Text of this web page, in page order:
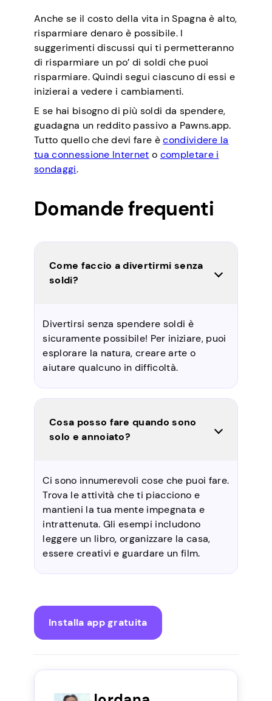
Anche se il costo della vita in Spagna è alto,
risparmiare denaro è possibile. I
suggerimenti discussi qui ti permetteranno
di risparmiare un po’ di soldi che puoi
risparmiare. Quindi segui ciascuno di essi e
inizierai a vedere i cambiamenti.
E se hai bisogno di più soldi da spendere,
guadagna un reddito passivo a Pawns.app.
Tutto quello che devi fare ècondividere la
tua connessione Internet o completare i
sondaggi.
Domande frequenti
Come faccio a divertirmi senza
soldi?
Divertirsi senza spendere soldi è
sicuramente possibile! Per iniziare, puoi
esplorare la natura, creare arte o
aiutare qualcuno in difficoltà.
Cosa posso fare quando sono
solo e annoiato?
Ci sono innumerevoli cose che puoi fare.
Trova le attività che ti piacciono e
mantieni la tua mente impegnata e
intrattenuta. Gli esempi includono
leggere un libro, organizzare la casa,
essere creativi e guardare un film.
Installa app gratuita